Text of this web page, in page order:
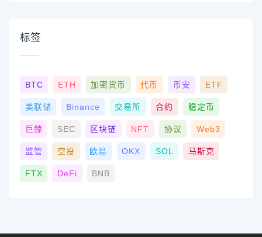
标签
BTC ETH 加密货币 代币 币安 ETF
美联储 Binance 交易所 合约 稳定币
巨鲸 SEC 区块链 NFT 协议 Web3
监管 空投 欧易 OKX SOL 马斯克
FTX DeFi BNB